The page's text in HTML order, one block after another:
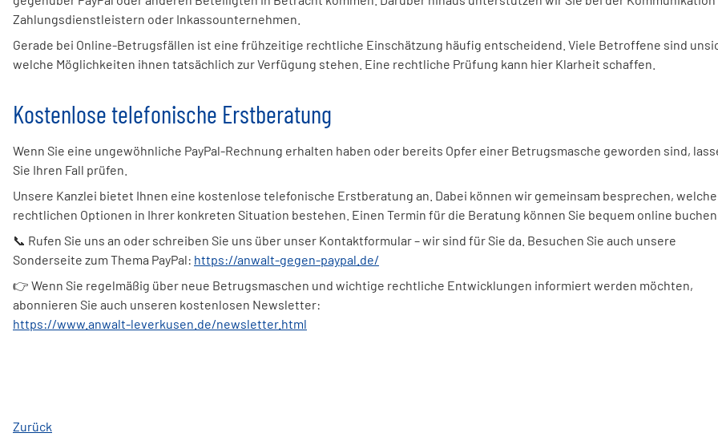
Zahlungsdienstleistern oder Inkassounternehmen.
Gerade bei Online-Betrugsfällen ist eine frühzeitige rechtliche Einschätzung häufig entscheidend. Viele Betroffene sind
welche Möglichkeiten ihnen tatsächlich zur Verfügung stehen. Eine rechtliche Prüfung kann hier Klarheit schaffen.
Kostenlose telefonische Erstberatung
Wenn Sie eine ungewöhnliche PayPal-Rechnung erhalten haben oder bereits Opfer einer Betrugsmasche geworden sind,
Sie Ihren Fall prüfen.
Unsere Kanzlei bietet Ihnen eine kostenlose telefonische Erstberatung an. Dabei können wir gemeinsam besprechen, welche
rechtlichen Optionen in Ihrer konkreten Situation bestehen. Einen Termin für die Beratung können Sie bequem online buchen.
📞 Rufen Sie uns an oder schreiben Sie uns über unser Kontaktformular – wir sind für Sie da. Besuchen Sie auch unsere
Sonderseite zum Thema PayPal: https://anwalt-gegen-paypal.de/
👉 Wenn Sie regelmäßig über neue Betrugsmaschen und wichtige rechtliche Entwicklungen informiert werden möchten,
abonnieren Sie auch unseren kostenlosen Newsletter:
https://www.anwalt-leverkusen.de/newsletter.html
Zurück